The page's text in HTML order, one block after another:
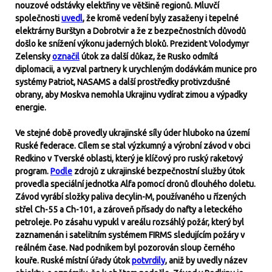
nouzové odstávky elektřiny ve většině regionů. Mluvčí
společnostiuvedl, že kromě vedení byly zasaženy i tepelné
elektrárny Burštyn a Dobrotvir a že z bezpečnostních důvodů
došlo ke snížení výkonu jaderných bloků. Prezident Volodymyr
Zelenskyoznačilútok za další důkaz, že Rusko odmítá
diplomacii, a vyzval partnery k urychleným dodávkám munice pro
systémy Patriot, NASAMS a další prostředky protivzdušné
obrany, aby Moskva nemohla Ukrajinu vydírat zimou a výpadky
energie.
Ve stejné době provedly ukrajinské síly úder hluboko na území
Ruské federace. Cílem se stal výzkumný a výrobní závod v obci
Redkino v Tverské oblasti, který je klíčový pro ruský raketový
program.Podle zdrojů z ukrajinské bezpečnostní služby útok
provedla speciální jednotka Alfa pomocí dronů dlouhého doletu.
Závod vyrábí složky paliva decylin-M, používaného u řízených
střel Ch-55 a Ch-101, a zároveň přísady do nafty a leteckého
petroleje. Po zásahu vypukl v areálu rozsáhlý požár, který byl
zaznamenán i satelitním systémem FIRMS sledujícím požáry v
reálném čase. Nad podnikem byl pozorován sloup černého
kouře. Ruské místní úřady útokpotvrdily, aniž by uvedly název